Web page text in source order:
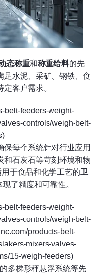
态称重和称重给料的先
足水泥、采矿、钢铁、食
客户需求。
belt-feeders-weight-
controls/weigh-belt-
保每个系统针对行业应用
和石灰石等苛刻环境和物
于食品和化学工艺的卫
现了精度和可靠性。
belt-feeders-weight-
controls/weigh-belt-
products-belt-
mixers-valves-
15-weigh-feeders)
多梯形秤悬浮系统等先